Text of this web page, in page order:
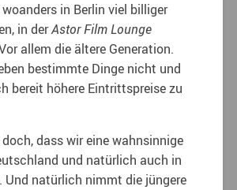
in Berlin viel billiger
in derAstor Film Lounge
allem die ältere Generation.
bestimmte Dinge nicht und
bereit höhere Eintrittspreise zu
dass wir eine wahnsinnige
und natürlich auch in
Und natürlich nimmt die jüngere